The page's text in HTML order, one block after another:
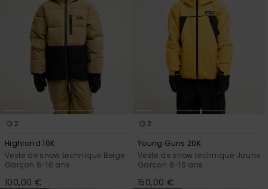
2
Highland 10K
Veste de snow technique Beige
Garçon 8-16 ans
100,00 €
2
Young Guns 20K
Veste de snow technique Jaune
Garçon 8-16 ans
150,00 €